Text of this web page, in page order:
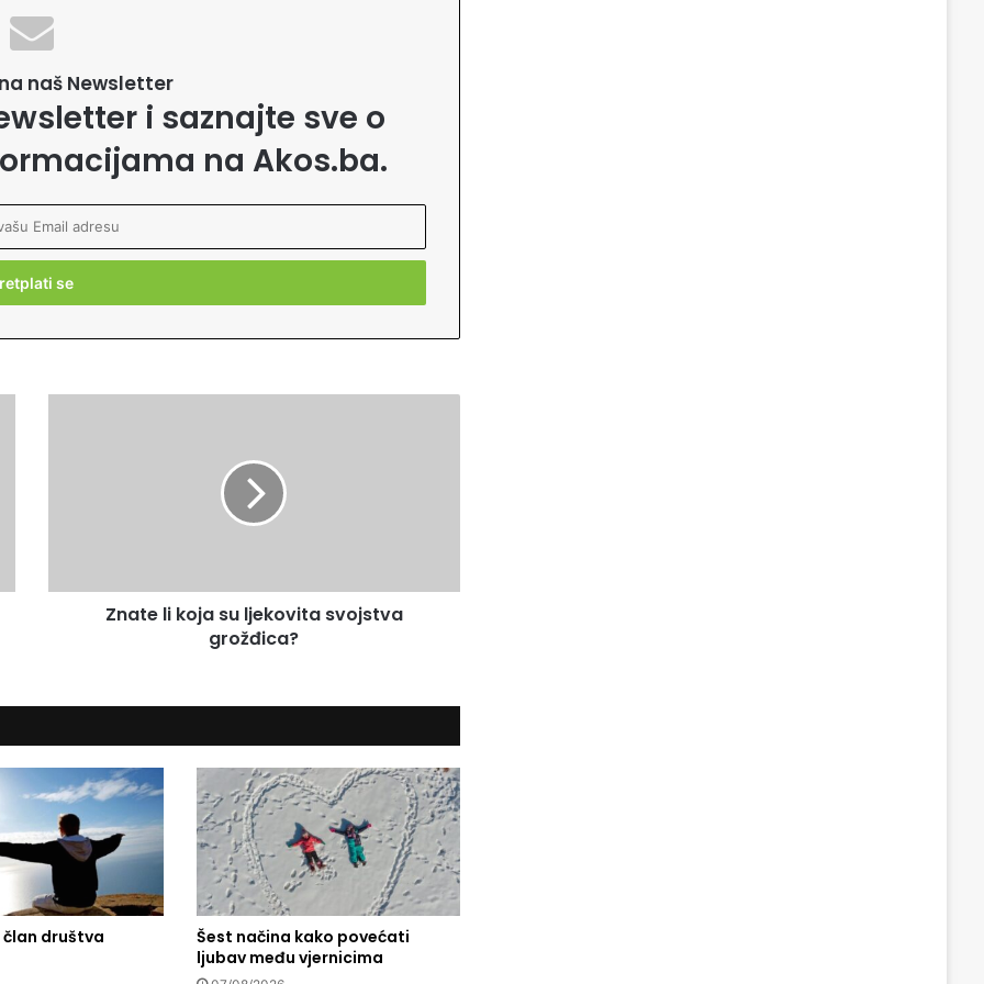
naš Newsletter
i saznajte sve o
na Akos.ba.
o
l
e
o
i
t
a
s
v
Znate li koja su ljekovita svojstva
grožđica?
društva
Šest načina kako povećati
ljubav među vjernicima